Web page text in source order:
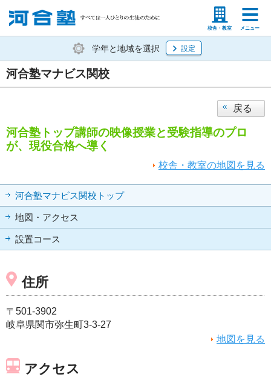
校舎・教室 メニュー
塾生の方 高等学校の先生
学年と地域を選択 設定
河合塾マナビス関校
戻る
河合塾トップ講師の映像授業と受験指導のプロ
が、現役合格へ導く
校舎・教室の地図を見る
河合塾マナビス関校トップ
地図・アクセス
設置コース
住所
〒501-3902
岐阜県関市弥生町3-3-27
地図を見る
アクセス